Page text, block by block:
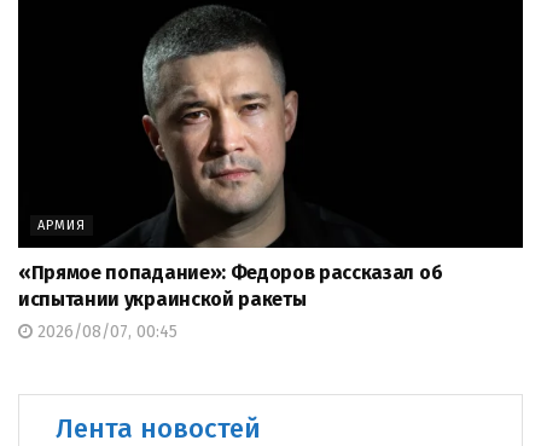
АРМИЯ
«Прямое попадание»: Федоров рассказал об
испытании украинской ракеты
2026/08/07, 00:45
Лента новостей